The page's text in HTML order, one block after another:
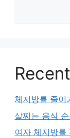
체지방률 줄이
살찌는 음식
여자 체지방률